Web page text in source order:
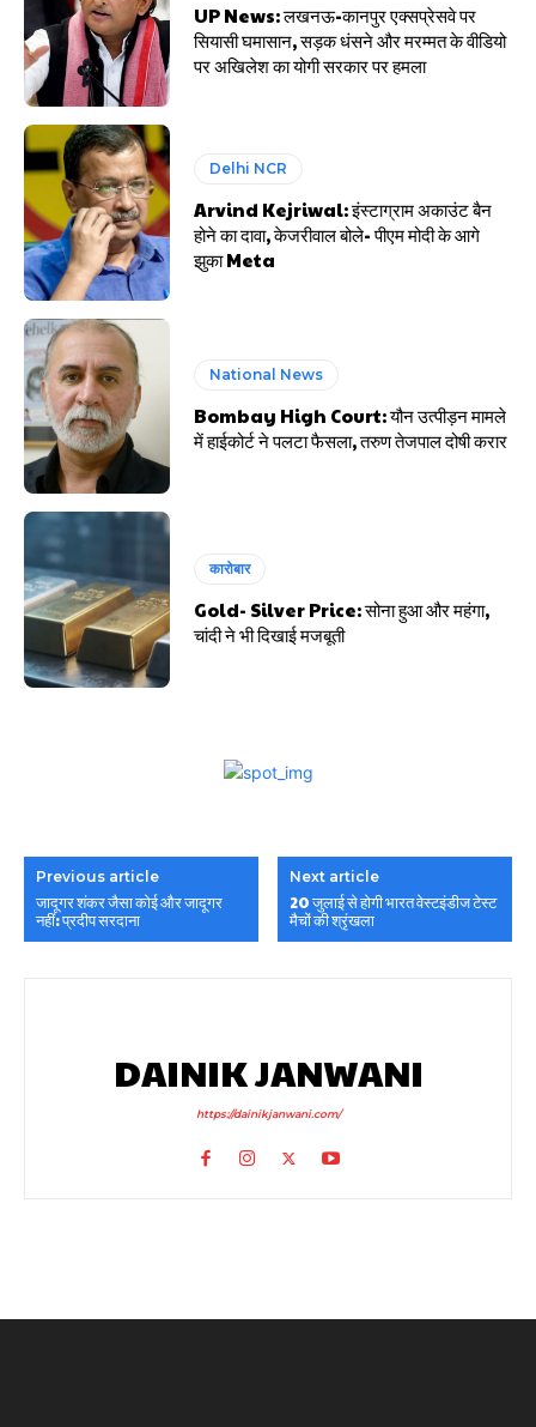
UP News: लखनऊ-कानपुर एक्सप्रेसवे पर
सियासी घमासान, सड़क धंसने और मरम्मत के वीडियो
पर अखिलेश का योगी सरकार पर हमला
Delhi NCR
Arvind Kejriwal: इंस्टाग्राम अकाउंट बैन
होने का दावा, केजरीवाल बोले- पीएम मोदी के आगे
झुका Meta
National News
Bombay High Court: यौन उत्पीड़न मामले
में हाईकोर्ट ने पलटा फैसला, तरुण तेजपाल दोषी करार
कारोबार
Gold- Silver Price: सोना हुआ और महंगा,
चांदी ने भी दिखाई मजबूती
Previous article
जादूगर शंकर जैसा कोई और जादूगर
नहीं: प्रदीप सरदाना
Next article
20 जुलाई से होगी भारत वेस्टइंडीज टेस्ट
मैचों की श्रृंखला
DAINIK JANWANI
https://dainikjanwani.com/